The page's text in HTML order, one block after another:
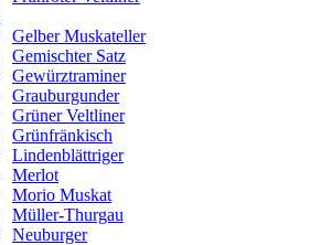
Gelber Muskateller
Gemischter Satz
Gewürztraminer
Grauburgunder
Grüner Veltliner
Grünfränkisch
Lindenblättriger
Merlot
Morio Muskat
Müller-Thurgau
Neuburger